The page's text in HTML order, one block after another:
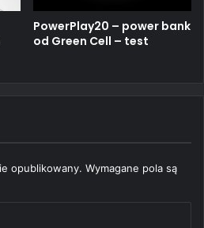
PowerPlay20 – power bank
od Green Cell – test
opublikowany. Wymagane pola są